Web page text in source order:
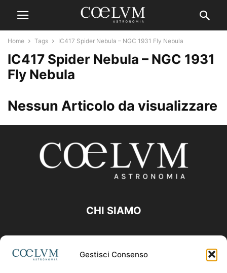
Gestisci Consenso
Home Tags IC417 Spider Nebula – NGC 1931 Fly Nebula
IC417 Spider Nebula – NGC 1931
Fly Nebula
Nessun Articolo da visualizzare
CHI SIAMO